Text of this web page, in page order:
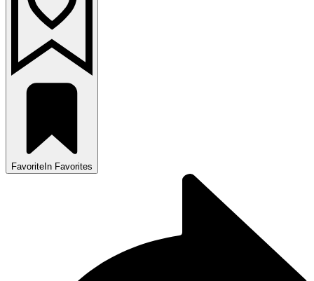
Favorite In Favorites